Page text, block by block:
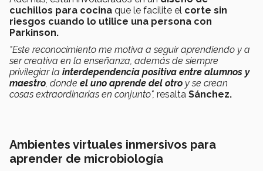
cuchillos para cocina que le facilite el corte sin
riesgos cuando lo utilice una persona con
Parkinson.
"Este reconocimiento me motiva a seguir aprendiendo y a
ser creativa en la enseñanza, además de siempre
privilegiar la interdependencia positiva entre alumnos y
maestro, donde el uno aprende del otro y se crean
cosas extraordinarias en conjunto", resalta Sánchez.
Ambientes virtuales inmersivos para
aprender de microbiología